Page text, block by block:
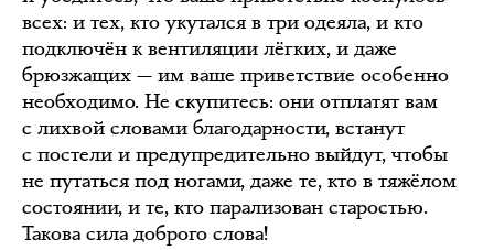
всех: и тех, кто укутался в три одеяла, и кто
подключён к вентиляции лёгких, и даже
брюзжащих — им ваше приветствие особенно
необходимо. Не скупитесь: они отплатят вам
с лихвой словами благодарности, встанут
с постели и предупредительно выйдут, чтобы
не путаться под ногами, даже те, кто в тяжёлом
состоянии, и те, кто парализован старостью.
Такова сила доброго слова!